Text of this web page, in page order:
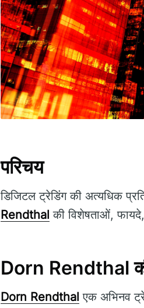
परिचय
डिजिटल ट्रेडिंग की अत्यधिक
Rendthal की विशेषताओं,
Dorn Rendthal
Dorn Rendthal एक अभिनव